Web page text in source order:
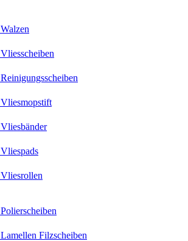
Walzen
Vliesscheiben
Reinigungsscheiben
Vliesmopstift
Vliesbänder
Vliespads
Vliesrollen
Polierscheiben
Lamellen Filzscheiben